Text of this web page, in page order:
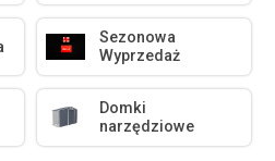
Sezonowa
Wyprzedaż
Domki
narzędziowe